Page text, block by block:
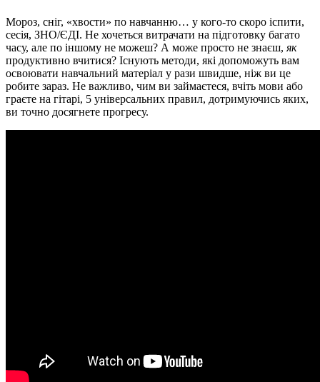
Мороз, сніг, «хвости» по навчанню… у кого-то скоро іспити,
сесія, ЗНО/ЄДІ. Не хочеться витрачати на підготовку багато
часу, але по іншому не можеш? А може просто не знаєш, як
продуктивно вчитися? Існують методи, які допоможуть вам
освоювати навчальний матеріал у рази швидше, ніж ви це
робите зараз. Не важливо, чим ви займаєтеся, вчіть мови або
граєте на гітарі, 5 універсальних правил, дотримуючись яких,
ви точно досягнете прогресу.